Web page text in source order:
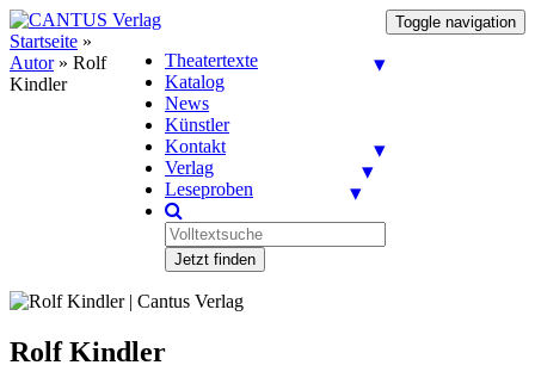
Toggle navigation
Theatertexte
Katalog
News
Künstler
Kontakt
Verlag
Leseproben
Jetzt finden
Startseite »
Autor» Rolf
Kindler
Rolf Kindler